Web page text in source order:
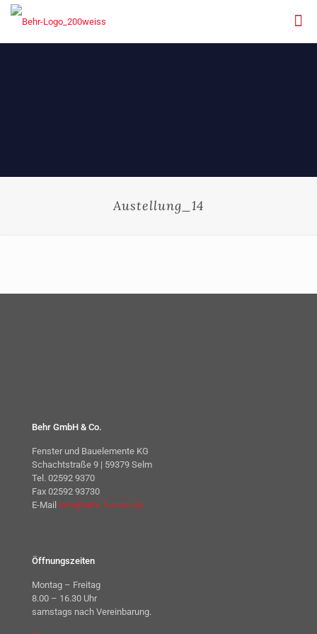
Austellung_14
Behr GmbH & Co.
Fenster und Bauelemente KG
Schachtstraße 9 | 59379 Selm
Tel. 02592 9370
Fax 02592 93730
E-Mail info@behr-fenster.de
Öffnungszeiten
Montag – Freitag
8.00 – 16.30 Uhr
samstags nach Vereinbarung.